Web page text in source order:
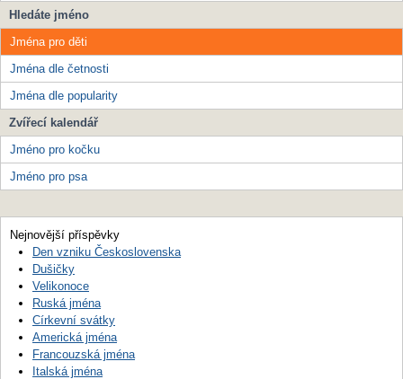
Hledáte jméno
Jména pro děti
Jména dle četnosti
Jména dle popularity
Zvířecí kalendář
Jméno pro kočku
Jméno pro psa
Nejnovější příspěvky
Den vzniku Československa
Dušičky
Velikonoce
Ruská jména
Církevní svátky
Americká jména
Francouzská jména
Italská jména